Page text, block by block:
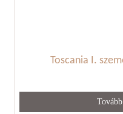
Toscania I.